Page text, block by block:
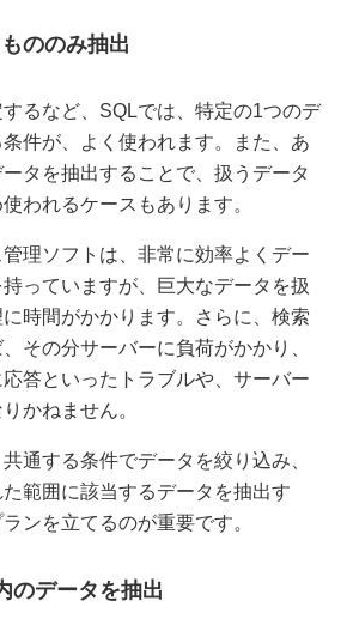
ののみ抽出
るなど、SQLでは、特定の1つのデ
件が、よく使われます。また、あ
タを抽出することで、扱うデータ
われるケースもあります。
理ソフトは、非常に効率よくデー
っていますが、巨大なデータを扱
時間がかかります。さらに、検索
その分サーバーに負荷がかかり、
答といったトラブルや、サーバー
かねません。
通する条件でデータを絞り込み、
範囲に該当するデータを抽出す
ンを立てるのが重要です。
のデータを抽出